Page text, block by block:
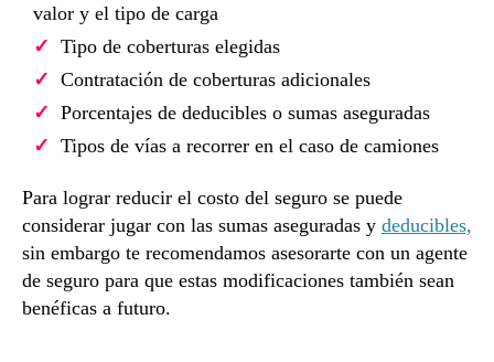
valor y el tipo de carga
Tipo de coberturas elegidas
Contratación de coberturas adicionales
Porcentajes de deducibles o sumas aseguradas
Tipos de vías a recorrer en el caso de camiones
Para lograr reducir el costo del seguro se puede
considerar jugar con las sumas aseguradas y deducibles,
sin embargo te recomendamos asesorarte con un agente
de seguro para que estas modificaciones también sean
benéficas a futuro.